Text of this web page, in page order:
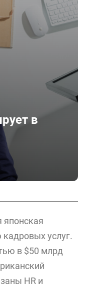
в
японская
услуг.
в $50 млрд
HR и